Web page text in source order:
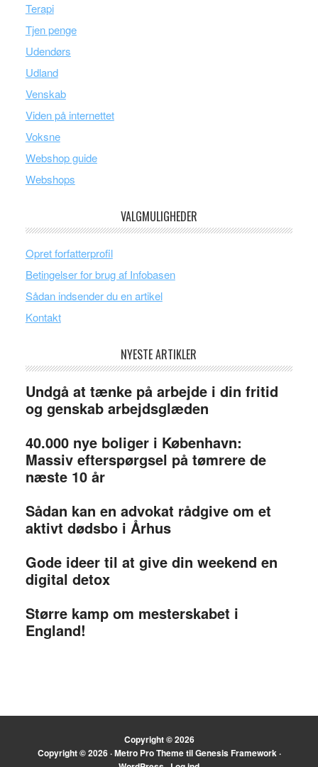
Terapi
Tjen penge
Udendørs
Udland
Venskab
Viden på internettet
Voksne
Webshop guide
Webshops
VALGMULIGHEDER
Opret forfatterprofil
Betingelser for brug af Infobasen
Sådan indsender du en artikel
Kontakt
NYESTE ARTIKLER
Undgå at tænke på arbejde i din fritid
og genskab arbejdsglæden
40.000 nye boliger i København:
Massiv efterspørgsel på tømrere de
næste 10 år
Sådan kan en advokat rådgive om et
aktivt dødsbo i Århus
Gode ideer til at give din weekend en
digital detox
Større kamp om mesterskabet i
England!
Copyright © 2026
Copyright © 2026 ·Metro Pro ThemetilGenesis Framework·